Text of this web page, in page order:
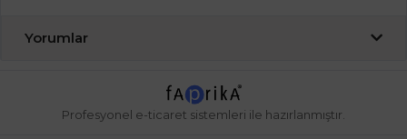
Yorumlar
Profesyonel e-ticaret sistemleri ile hazırlanmıştır.